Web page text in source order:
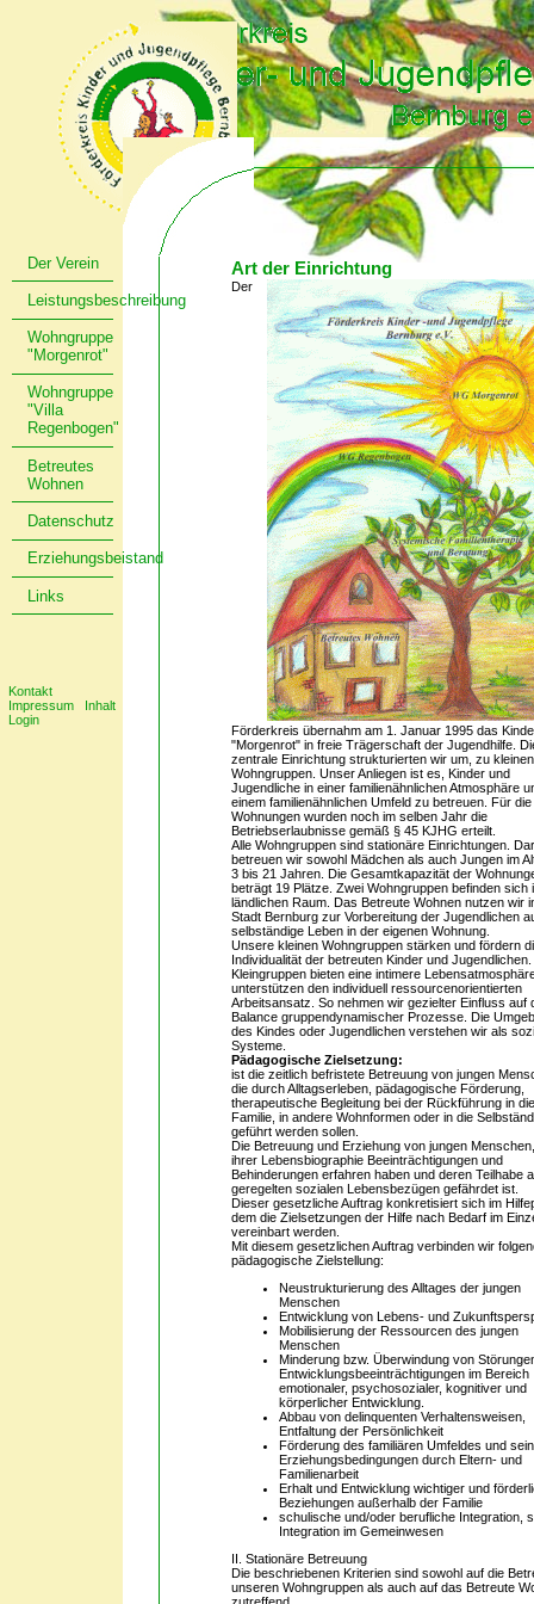
Art der Einrichtung
Der
Förderkreis übernahm am 1. Januar 1995 das
"Morgenrot" in freie Trägerschaft der Jugendhilfe.
zentrale Einrichtung strukturierten wir um, zu kleinen
Wohngruppen. Unser Anliegen ist es, Kinder und
Jugendliche in einer familienähnlichen Atmosphäre
einem familienähnlichen Umfeld zu betreuen. Für die
Wohnungen wurden noch im selben Jahr die
Betriebserlaubnisse gemäß § 45 KJHG erteilt.
Alle Wohngruppen sind stationäre Einrichtungen.
betreuen wir sowohl Mädchen als auch Jungen im
3 bis 21 Jahren. Die Gesamtkapazität der
beträgt 19 Plätze. Zwei Wohngruppen befinden sich
ländlichen Raum. Das Betreute Wohnen nutzen wir
Stadt Bernburg zur Vorbereitung der Jugendlichen
selbständige Leben in der eigenen Wohnung.
Unsere kleinen Wohngruppen stärken und fördern
Individualität der betreuten Kinder und Jugendlichen.
Kleingruppen bieten eine intimere
unterstützen den individuell ressourcenorientierten
Arbeitsansatz. So nehmen wir gezielter Einfluss auf
Balance gruppendynamischer Prozesse. Die
des Kindes oder Jugendlichen verstehen wir als
Systeme.
Pädagogische Zielsetzung:
ist die zeitlich befristete Betreuung von jungen
die durch Alltagserleben, pädagogische Förderung,
therapeutische Begleitung bei der Rückführung in
Familie, in andere Wohnformen oder in die
geführt werden sollen.
Die Betreuung und Erziehung von jungen
ihrer Lebensbiographie Beeinträchtigungen und
Behinderungen erfahren haben und deren Teilhabe
geregelten sozialen Lebensbezügen gefährdet ist.
Dieser gesetzliche Auftrag konkretisiert sich im
dem die Zielsetzungen der Hilfe nach Bedarf im
vereinbart werden.
Mit diesem gesetzlichen Auftrag verbinden wir
pädagogische Zielstellung:
Neustrukturierung des Alltages der jungen
Menschen
Entwicklung von Lebens- und
Mobilisierung der Ressourcen des jungen
Menschen
Minderung bzw. Überwindung von
Entwicklungsbeeinträchtigungen im Bereich
emotionaler, psychosozialer, kognitiver und
körperlicher Entwicklung.
Abbau von delinquenten Verhaltensweisen,
Entfaltung der Persönlichkeit
Förderung des familiären Umfeldes und
Erziehungsbedingungen durch Eltern- und
Familienarbeit
Erhalt und Entwicklung wichtiger und
Beziehungen außerhalb der Familie
schulische und/oder berufliche Integration,
Integration im Gemeinwesen
II. Stationäre Betreuung
Die beschriebenen Kriterien sind sowohl auf die
unseren Wohngruppen als auch auf das Betreute
Der Verein
Leistungsbeschreibung
Wohngruppe
"Morgenrot"
Wohngruppe
"Villa
Regenbogen"
Betreutes
Wohnen
Datenschutz
Erziehungsbeistand
Links
Kontakt
Impressum
Inhalt
Login